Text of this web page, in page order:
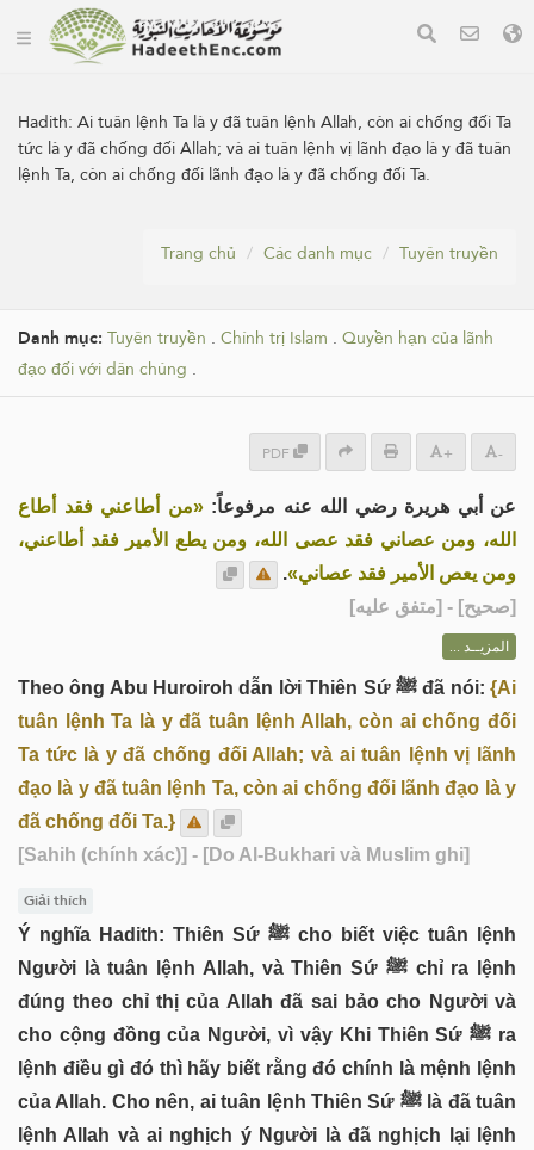
Hadith:Ai tuân lệnh Ta là y đã tuân lệnh Allah, còn ai chống đối Ta
tức là y đã chống đối Allah; và ai tuân lệnh vị lãnh đạo là y đã tuân
lệnh Ta, còn ai chống đối lãnh đạo là y đã chống đối Ta.
Trang chủ Các danh mục Tuyên truyền
Danh mục: Tuyên truyền . Chính trị Islam . Quyền hạn của lãnh
đạo đối với dân chúng .
PDF + -
عن أبي هريرة رضي الله عنه مرفوعاً:«من أطاعني فقد أطاع
الله، ومن عصاني فقد عصى الله، ومن يطع الأمير فقد أطاعني،
ومن يعص الأمير فقد عصاني».
[صحيح] - [متفق عليه]
المزيــد ...
Theo ông Abu Huroiroh dẫn lời Thiên Sứ ﷺ đã nói:{Ai
tuân lệnh Ta là y đã tuân lệnh Allah, còn ai chống đối
Ta tức là y đã chống đối Allah; và ai tuân lệnh vị lãnh
đạo là y đã tuân lệnh Ta, còn ai chống đối lãnh đạo là y
đã chống đối Ta.}
[Sahih (chính xác)] - [Do Al-Bukhari và Muslim ghi]
Giải thích
Ý nghĩa Hadith: Thiên Sứ ﷺ cho biết việc tuân lệnh
Người là tuân lệnh Allah, và Thiên Sứ ﷺ chỉ ra lệnh
đúng theo chỉ thị của Allah đã sai bảo cho Người và
cho cộng đồng của Người, vì vậy Khi Thiên Sứ ﷺ ra
lệnh điều gì đó thì hãy biết rằng đó chính là mệnh lệnh
của Allah. Cho nên, ai tuân lệnh Thiên Sứ ﷺ là đã tuân
lệnh Allah và ai nghịch ý Người là đã nghịch lại lệnh